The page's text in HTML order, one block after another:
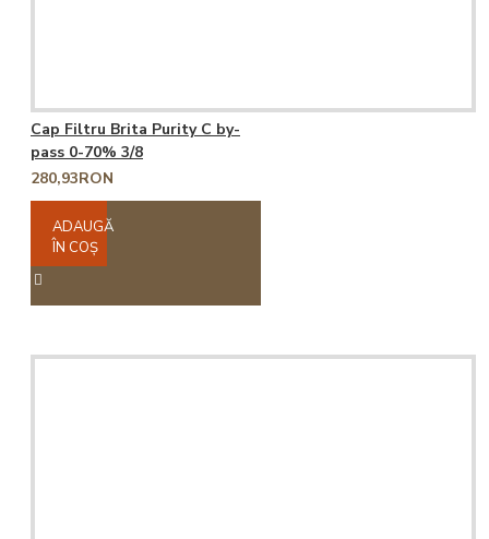
Cap Filtru Brita Purity C by-
pass 0-70% 3/8
280,93RON
ADAUGĂ
ÎN COŞ